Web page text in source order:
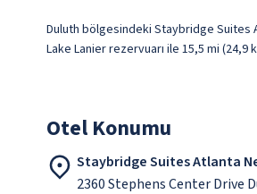
Duluth bölgesindeki Staybridge Suites
Lake Lanier rezervuarı ile 15,5 mi (24,9
Otel Konumu
Staybridge Suites Atlanta
2360 Stephens Center Drive